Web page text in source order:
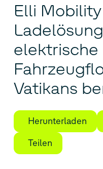
Elli
elektrische
Vatikans
Herunterladen
Teilen